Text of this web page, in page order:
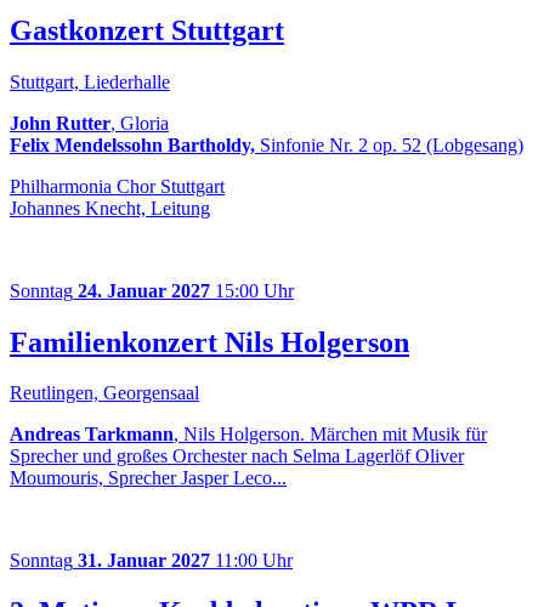
Gastkonzert Stuttgart
Stuttgart, Liederhalle
John Rutter, Gloria
Felix Mendelssohn Bartholdy, Sinfonie Nr. 2 op. 52 (Lobgesang)
Philharmonia Chor Stuttgart
Johannes Knecht, Leitung
Sonntag 24. Januar 2027 15:00 Uhr
Familienkonzert Nils Holgerson
Reutlingen, Georgensaal
Andreas Tarkmann, Nils Holgerson. Märchen mit Musik für
Sprecher und großes Orchester nach Selma Lagerlöf Oliver
Moumouris, Sprecher Jasper Leco...
Sonntag 31. Januar 2027 11:00 Uhr